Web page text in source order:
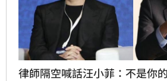
律師隔空喊話汪小菲：不是你